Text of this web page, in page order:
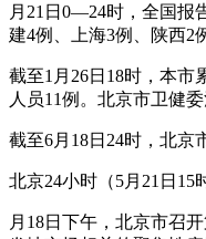
月21日0—24时，全国报
建4例、上海3例、陕西2
截至1月26日18时，本市
人员11例。北京市卫健
截至6月18日24时，北京
北京24小时（5月21日15
月18日下午，北京市召